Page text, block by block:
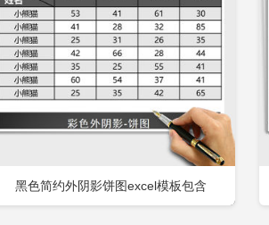
黑色简约外阴影饼图excel模板包含
添加收藏 立即下载